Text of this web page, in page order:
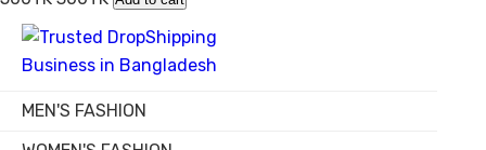
MEN'S FASHION